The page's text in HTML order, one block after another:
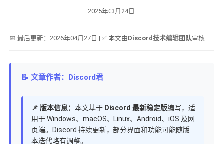
2025年03月24日
📅 最后更新：2026年04月27日 | ✅ 本文由Discord技术编辑团队审核
📝 文章作者：Discord君
📌 版本信息： 本文基于 Discord 最新稳定版编写，适
用于 Windows、macOS、Linux、Android、iOS 及网
页端。Discord 持续更新，部分界面和功能可能随版
本迭代略有调整。